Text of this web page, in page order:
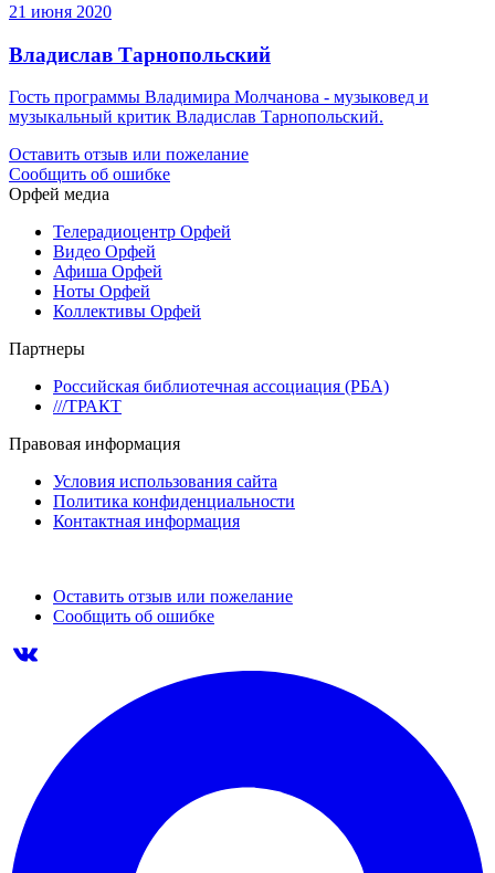
21 июня 2020
Владислав Тарнопольский
Гость программы Владимира Молчанова - музыковед и
музыкальный критик Владислав Тарнопольский.
Оставить отзыв или пожелание
Сообщить об ошибке
Орфей медиа
Телерадиоцентр Орфей
Видео Орфей
Афиша Орфей
Ноты Орфей
Коллективы Орфей
Партнеры
Российская библиотечная ассоциация (РБА)
///ТРАКТ
Правовая информация
Условия использования сайта
Политика конфиденциальности
Контактная информация
Оставить отзыв или пожелание
Сообщить об ошибке